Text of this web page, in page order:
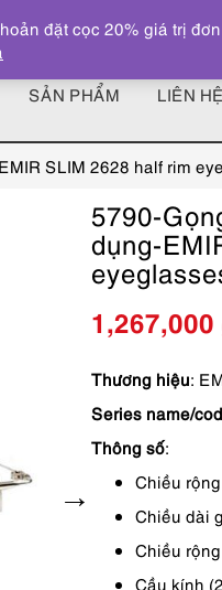
SẢN PHẨM LIÊN HỆ
SLIM 2628 half rim
5790-
dụng-
1,267,000
Thương hiệu:
Series name/
Thông số:
Chiều
Chiều dài
Chiều
Cầu kính
đặt cọc 20% giá trị